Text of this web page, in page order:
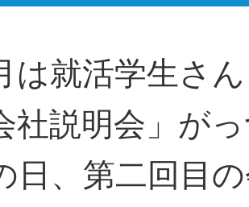
は就活学生さ
社説明会」が
日、第二回目